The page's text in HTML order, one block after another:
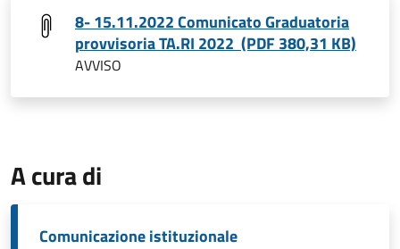
8- 15.11.2022 Comunicato Graduatoria
provvisoria TA.RI 2022 (PDF 380,31 KB)
AVVISO
A cura di
Comunicazione istituzionale